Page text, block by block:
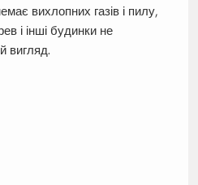
вихлопних газів і пилу,
і інші будинки не
вигляд.